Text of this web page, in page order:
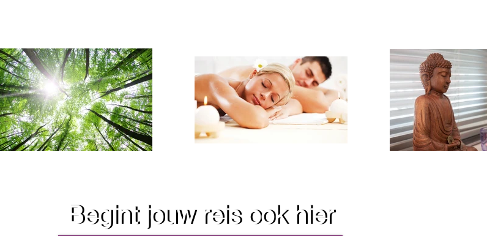
Begint jouw reis ook hier
Begint jouw reis ook hier